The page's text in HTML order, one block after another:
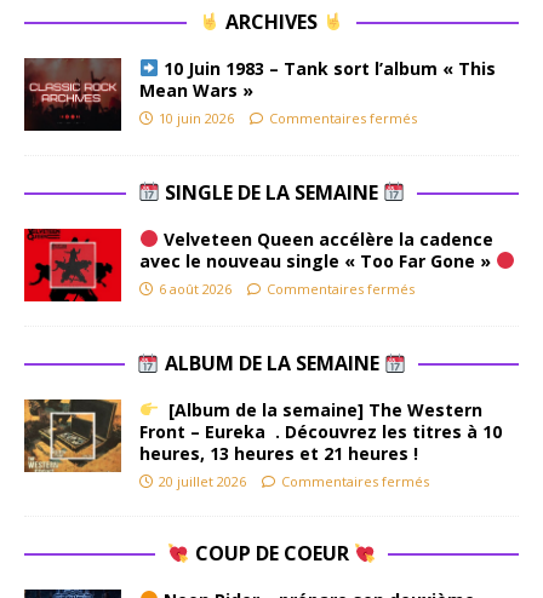
ARCHIVES
10 Juin 1983 – Tank sort l’album « This
Mean Wars »
10 juin 2026 Commentaires fermés
SINGLE DE LA SEMAINE
Velveteen Queen accélère la cadence
avec le nouveau single « Too Far Gone »
6 août 2026 Commentaires fermés
ALBUM DE LA SEMAINE
[Album de la semaine] The Western
Front – Eureka . Découvrez les titres à 10
heures, 13 heures et 21 heures !
20 juillet 2026 Commentaires fermés
COUP DE COEUR